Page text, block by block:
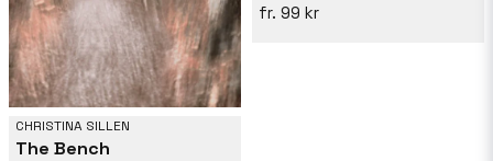
CHRISTINA SILLEN
The Bench
99 kr